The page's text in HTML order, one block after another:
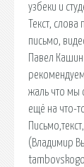
узбеки и
Текст,
письмо,
Павел
жаль что мы
ещё на что-
(Владимир